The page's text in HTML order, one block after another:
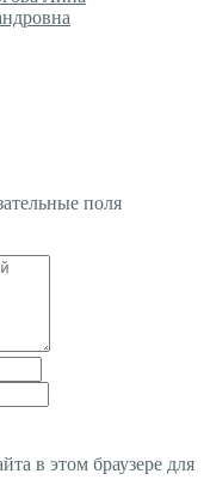
поля
в этом браузере для